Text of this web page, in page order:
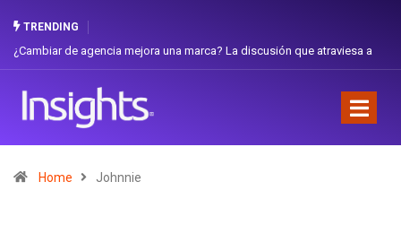
TRENDING
¿Cambiar de agencia mejora una marca? La discusión que atraviesa a
Home Johnnie